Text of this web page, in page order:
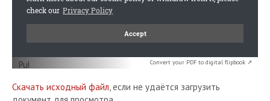
Convert your PDF to digital flipbook ↗
Скачать исходный файл, если не удаётся загрузить